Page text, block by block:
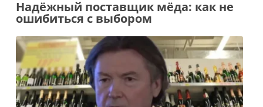
Надёжный поставщик мёда: как не
ошибиться с выбором